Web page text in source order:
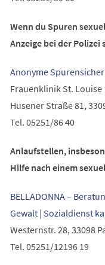
Wenn du Spuren
Anzeige bei der
Anonyme
(Öffnet
einem
neuen
Frauenklinik St. Louise
Husener Straße 81,
Tel. 05251/86 40
Anlaufstellen,
Hilfe nach einem
BELLADONNA –
Gewalt | Sozialdienst
(Öffnet
einem
Westernstr. 28, 33098
Tel. 05251/12196 19